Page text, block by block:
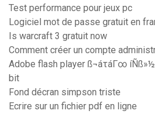
Test performance pour jeux pc
Logiciel mot de passe gratuit en
Is warcraft 3 gratuit now
Comment créer un compte
Adobe flash player ß¬áτáΓ∞
bit
Fond décran simpson triste
Ecrire sur un fichier pdf en ligne